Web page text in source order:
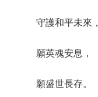
守護和平未來，
願英魂安息，
願盛世長存。